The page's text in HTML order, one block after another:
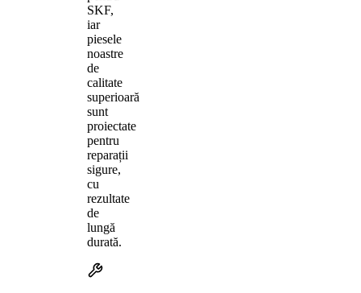
SKF,
iar
piesele
noastre
de
calitate
superioară
sunt
proiectate
pentru
reparații
sigure,
cu
rezultate
de
lungă
durată.